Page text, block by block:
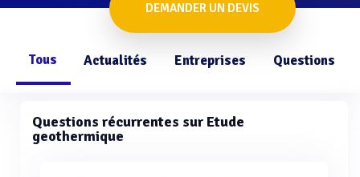
DEMANDER UN DEVIS
Tous Actualités Entreprises Questions
Questions récurrentes sur Etude
geothermique